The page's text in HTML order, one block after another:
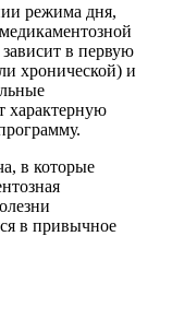
режима дня,
в первую
хронической) и
характерную
в которые
в привычное